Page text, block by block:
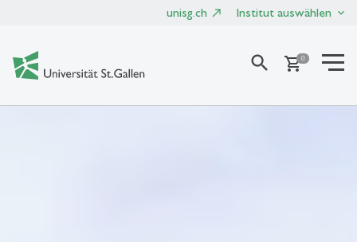
unisg.ch Institut auswählen
search shopping_cart0